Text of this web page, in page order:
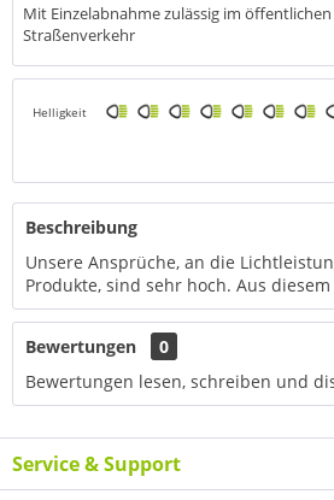
Mit Einzelabnahme zulässig im öffentlichen
Straßenverkehr
Helligkeit
Beschreibung
Unsere Ansprüche, an die
Produkte, sind sehr hoch. Aus
Bewertungen
0
Bewertungen lesen, schreiben und
Service & Support